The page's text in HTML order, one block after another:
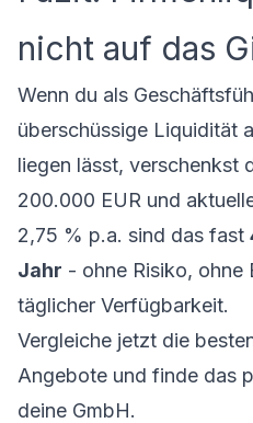
nicht auf das
Wenn du als
überschüssige Liquidität
liegen lässt, verschenkst
200.000 EUR und
2,75 % p.a. sind das fast
Jahr - ohne Risiko, ohne
täglicher Verfügbarkeit.
Vergleiche jetzt die
Angebote und finde das
deine GmbH.